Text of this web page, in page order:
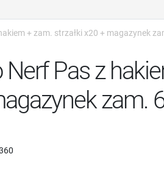
+ zam. strzałki x20 + magazynek
Pas z
zam.